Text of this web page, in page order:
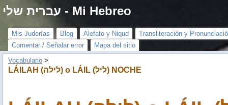
Mi Hebreo - עברית שלי
Mis Juderías Blog Alefato y Niqud
Transliteración y
Comentar / Señalar error
Mapa del sitio
Vocabulario ‎ > ‎
LÁILAH (לילה) o LÁIL (ליל) NOCHE